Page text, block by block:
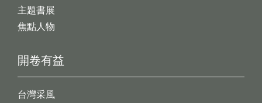
開卷有益
台灣采風
主題書展
焦點人物